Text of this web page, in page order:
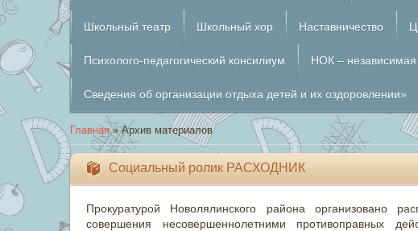
Школьный театр Школьный хор Наставничество
Психолого-педагогический консилиум НОК – независимая
Сведения об организации отдыха детей и их оздоровлении»
Главная»Архив материалов
Социальный ролик РАСХОДНИК
Прокуратурой Новолялинского района организовано
совершения несовершеннолетними противоправных